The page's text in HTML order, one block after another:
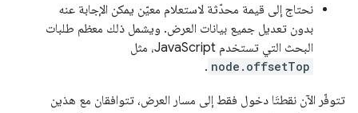
نحتاج إلى قيمة محدّثة لاستعلام معيّن يمكن الإجابة عنه
بدون تعديل جميع بيانات العرض. ويشمل ذلك معظم طلبات
البحث التي تستخدم JavaScript، مثل
node.offsetTop
.
تتوفّر الآن نقطتَا دخول فقط إلى مسار العرض، تتوافقان مع هذين